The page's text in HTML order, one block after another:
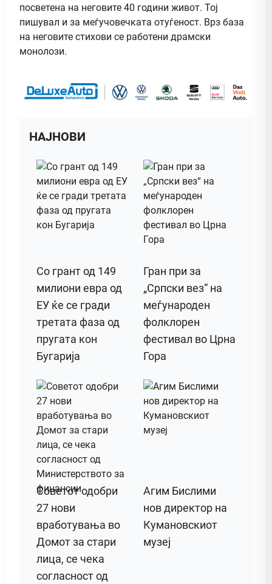
посветена на неговите 40 години живот. Тој
пишувал и за меѓучовечката отуѓеност. Врз база
на неговите стихови се работени драмски
монолози.
НАЈНОВИ
Со грант од 149
милиони евра од
ЕУ ќе се гради
третата фаза од
пругата кон
Бугарија
Гран при за
„Српски вез“ на
меѓународен
фолклорен
фестивал во Црна
Гора
Советот одобри
27 нови
вработувања во
Домот за стари
лица, се чека
согласност од
Агим Бислими
нов директор на
Кумановскиот
музеј